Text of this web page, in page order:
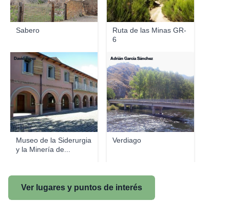
Sabero
Ruta de las Minas GR-
6
Museo de la Siderurgia
y la Minería de...
David Perez
Verdiago
Adrián García Sánchez
Ver lugares y puntos de interés